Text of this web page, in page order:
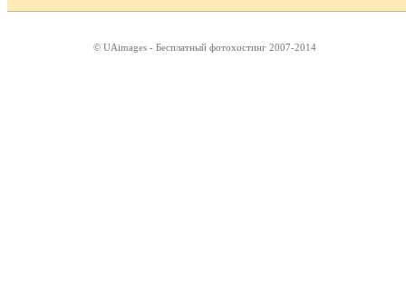
© UAimages - Бесплатный фотохостинг 2007-2014